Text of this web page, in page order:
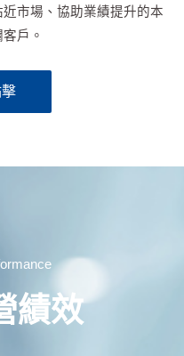
市場、協助業績提升的本
戶。
績效